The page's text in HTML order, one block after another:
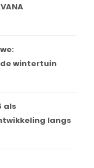
wintertuin
als
langs